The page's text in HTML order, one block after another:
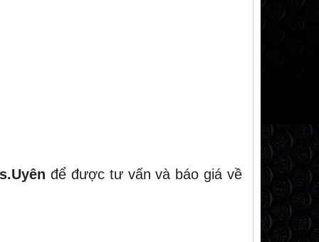
để được tư vấn và báo giá về